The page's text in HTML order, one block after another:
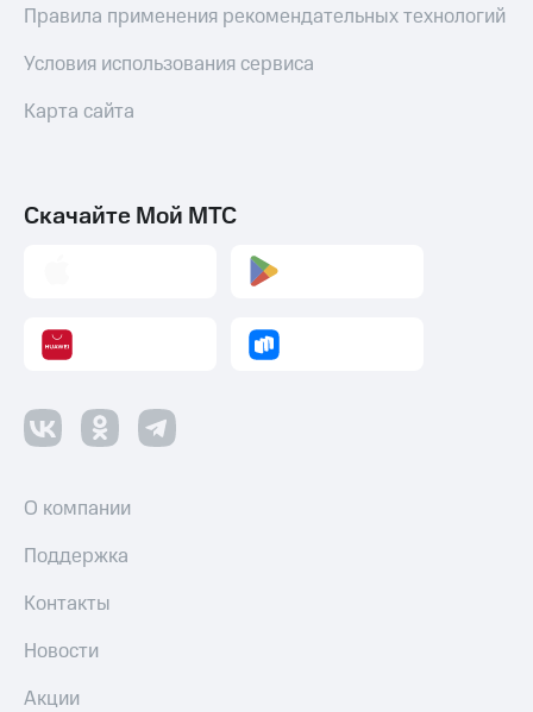
Правила применения рекомендательных технологий
Условия использования сервиса
Карта сайта
Скачайте Мой МТС
О компании
Поддержка
Контакты
Новости
Акции